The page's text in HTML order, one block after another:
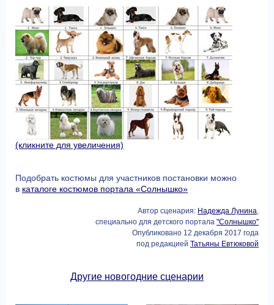
(кликните для увеличения)
Подобрать костюмы для участников постановки можно
в каталоге костюмов портала «Солнышко»
Автор сценария: Надежда Лунина,
специально для детского портала "Солнышко"
Опубликовано 12 декабря 2017 года
под редакцией Татьяны Евтюковой
Другие новогодние сценарии